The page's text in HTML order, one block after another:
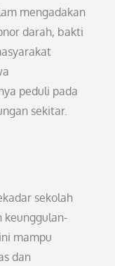
mengadakan
darah, bakti
peduli pada
sekitar.
sekolah
keunggulan-
mampu
dan